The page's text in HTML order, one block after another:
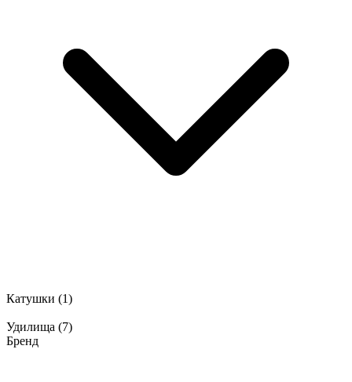
Катушки (1)
Удилища (7)
Бренд